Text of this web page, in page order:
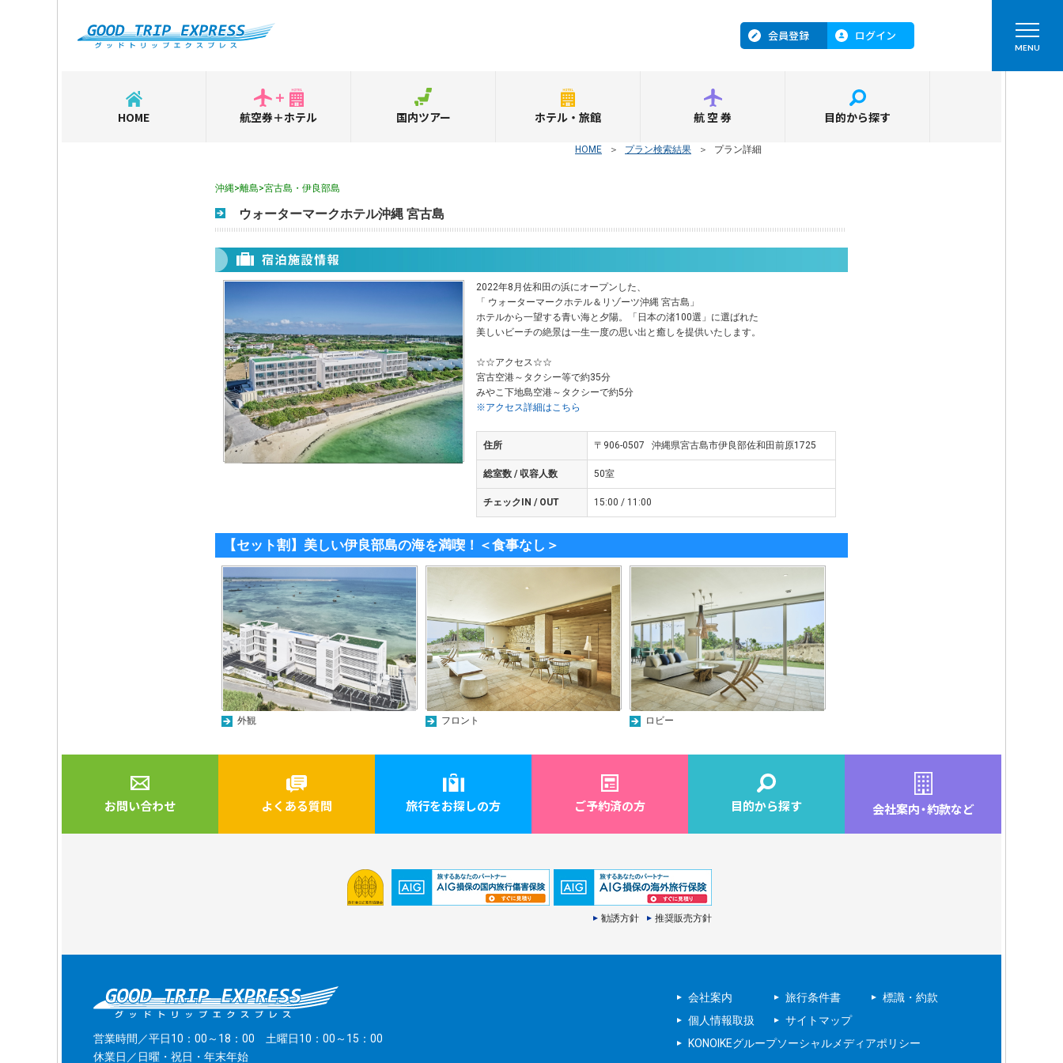
会員登録 ログイン
MENU
HOME 航空券＋ホテル 国内ツアー ホテル・旅館 航空券 目的から探す
HOME ＞ プラン検索結果 ＞ プラン詳細
沖縄>離島>宮古島・伊良部島
ウォーターマークホテル沖縄 宮古島
2022年8月佐和田の浜にオープンした、
「 ウォーターマークホテル＆リゾーツ沖縄 宮古島」
ホテルから一望する青い海と夕陽。「日本の渚100選」に選ばれた
美しいビーチの絶景は一生一度の思い出と癒しを提供いたします。
☆☆アクセス☆☆
宮古空港～タクシー等で約35分
みやこ下地島空港～タクシーで約5分
※アクセス詳細はこちら
住所 〒906-0507 沖縄県宮古島市伊良部佐和田前原1725
総室数 / 収容人数 50室
チェックIN / OUT 15:00 / 11:00
【セット割】美しい伊良部島の海を満喫！＜食事なし＞
外観 フロント ロビー
お問い合わせ よくある質問 旅行をお探しの方 ご予約済の方 目的から探す 会社案内・約款など
勧誘方針 推奨販売方針
営業時間／平日10：00～18：00 土曜日10：00～15：00
休業日／日曜・祝日・年末年始
会社案内 旅行条件書
標識・約款
個人情報取扱
サイトマップ
KONOIKEグループソーシャルメディアポリシー